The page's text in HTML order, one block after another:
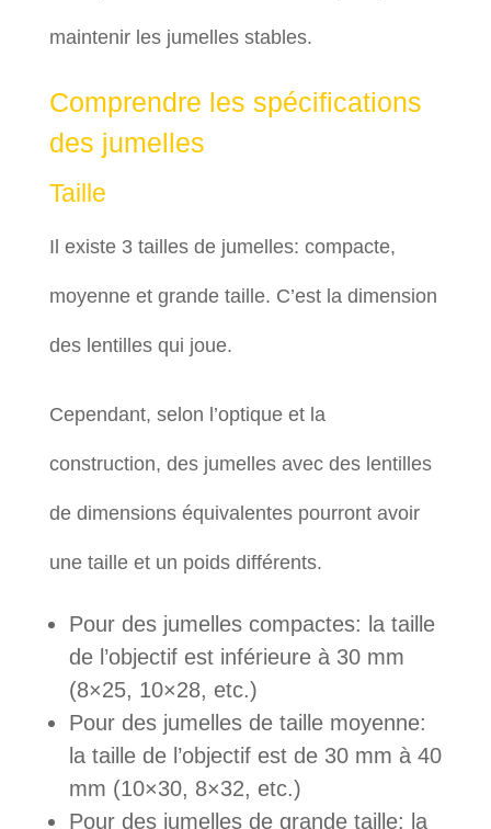
maintenir les jumelles stables.
Comprendre les spécifications
des jumelles
Taille
Il existe 3 tailles de jumelles: compacte,
moyenne et grande taille. C’est la dimension
des lentilles qui joue.
Cependant, selon l’optique et la
construction, des jumelles avec des lentilles
de dimensions équivalentes pourront avoir
une taille et un poids différents.
Pour des jumelles compactes: la taille
de l’objectif est inférieure à 30 mm
(8×25, 10×28, etc.)
Pour des jumelles de taille moyenne:
la taille de l’objectif est de 30 mm à 40
mm (10×30, 8×32, etc.)
Pour des jumelles de grande taille: la